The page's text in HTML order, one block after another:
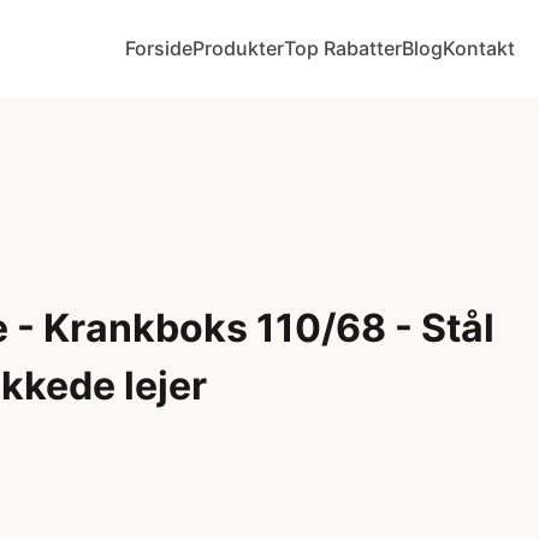
ForsideProdukterTop RabatterBlogKontakt
- Krankboks 110/68 - Stål
lejer